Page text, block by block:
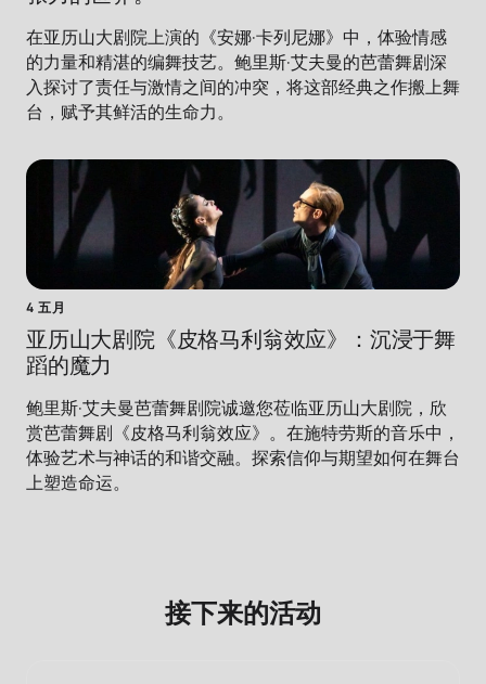
在亚历山大剧院上演的《安娜·卡列尼娜》中，体验情感
的力量和精湛的编舞技艺。鲍里斯·艾夫曼的芭蕾舞剧深
入探讨了责任与激情之间的冲突，将这部经典之作搬上舞
台，赋予其鲜活的生命力。
4 五月
亚历山大剧院《皮格马利翁效应》：沉浸于舞
蹈的魔力
鲍里斯·艾夫曼芭蕾舞剧院诚邀您莅临亚历山大剧院，欣
赏芭蕾舞剧《皮格马利翁效应》。在施特劳斯的音乐中，
体验艺术与神话的和谐交融。探索信仰与期望如何在舞台
上塑造命运。
接下来的活动